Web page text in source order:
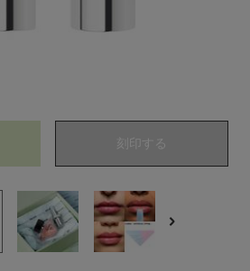
リップ バーム ブラッシング ケア
刻印する